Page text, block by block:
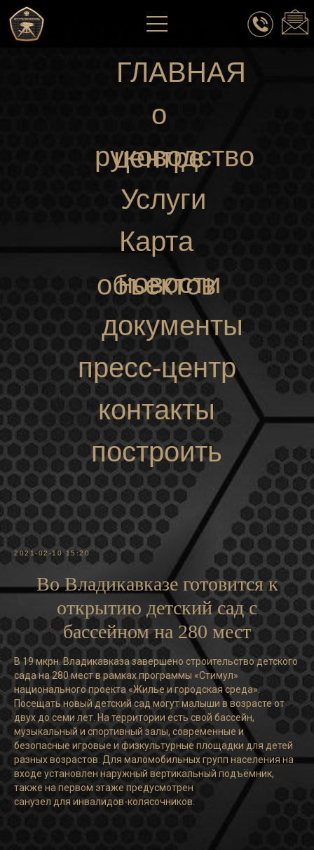
новости
руководство
Карта
объектов
ГЛАВНАЯ
пресс-центр
построить
маршрут
о
центре
документы
контакты
Услуги
2021-02-10 15:20
Во Владикавказе готовится к
открытию детский сад с
бассейном на 280 мест
В 19 мкрн. Владикавказа завершено строительство детского
сада на 280 мест в рамках программы «Стимул»
национального проекта «Жилье и городская среда».
Посещать новый детский сад могут малыши в возрасте от
двух до семи лет. На территории есть свой бассейн,
музыкальный и спортивный залы, современные и
безопасные игровые и физкультурные площадки для детей
разных возрастов. Для маломобильных групп населения на
входе установлен наружный вертикальный подъёмник,
также на первом этаже предусмотрен
санузел для инвалидов-колясочников.